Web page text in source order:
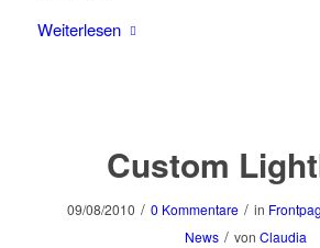
Weiterlesen
Custom
09/08/2010 / 0 Kommentare / in
News / vonClaudia